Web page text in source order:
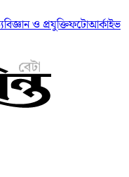
বিজ্ঞান ও প্রযুক্তিফটোআর্কাইভ